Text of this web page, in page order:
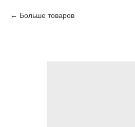
Больше товаров